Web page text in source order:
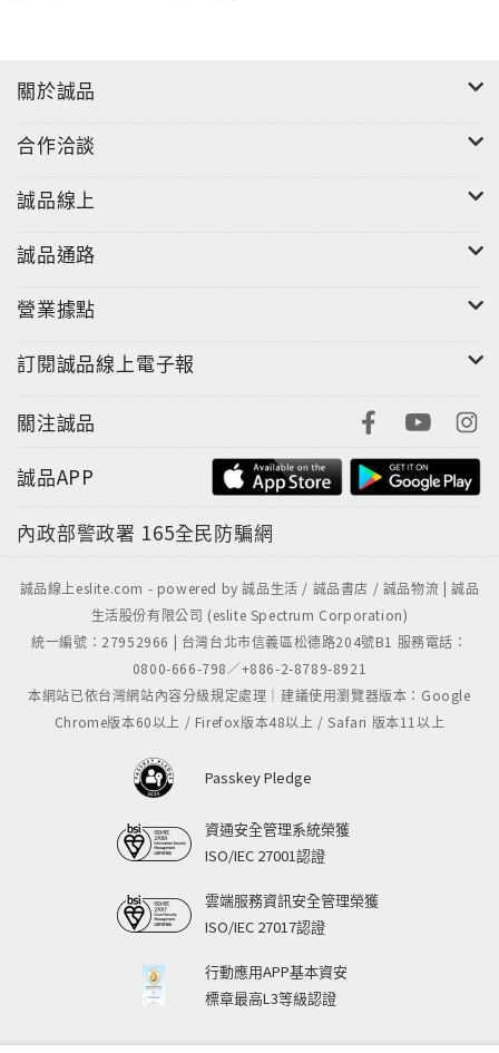
關於誠品
合作洽談
誠品線上
誠品通路
營業據點
訂閱誠品線上電子報
關注誠品
誠品APP
內政部警政署 165全民防騙網
誠品線上eslite.com - powered by 誠品生活 / 誠品書店 / 誠品物流 | 誠品
生活股份有限公司 (eslite Spectrum Corporation)
統一編號：27952966 | 台灣台北市信義區松德路204號B1 服務電話：
0800-666-798／+886-2-8789-8921
本網站已依台灣網站內容分級規定處理｜建議使用瀏覽器版本：Google
Chrome版本60以上 / Firefox版本48以上 / Safari 版本11以上
Passkey Pledge
資通安全管理系統榮獲
ISO/IEC 27001認證
雲端服務資訊安全管理榮獲
ISO/IEC 27017認證
行動應用APP基本資安
標章最高L3等級認證